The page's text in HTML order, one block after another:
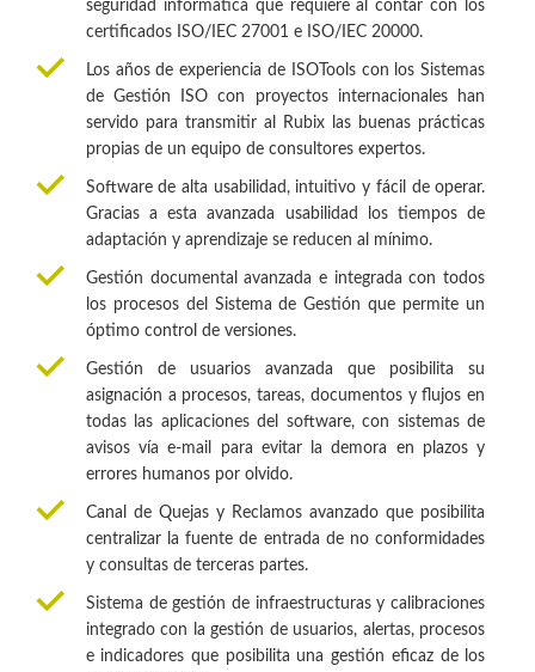
seguridad informática que requiere al contar con los
certificados ISO/IEC 27001 e ISO/IEC 20000.
Los años de experiencia de ISOTools con los Sistemas
de Gestión ISO con proyectos internacionales han
servido para transmitir al Rubix las buenas prácticas
propias de un equipo de consultores expertos.
Software de alta usabilidad, intuitivo y fácil de operar.
Gracias a esta avanzada usabilidad los tiempos de
adaptación y aprendizaje se reducen al mínimo.
Gestión documental avanzada e integrada con todos
los procesos del Sistema de Gestión que permite un
óptimo control de versiones.
Gestión de usuarios avanzada que posibilita su
asignación a procesos, tareas, documentos y flujos en
todas las aplicaciones del software, con sistemas de
avisos vía e-mail para evitar la demora en plazos y
errores humanos por olvido.
Canal de Quejas y Reclamos avanzado que posibilita
centralizar la fuente de entrada de no conformidades
y consultas de terceras partes.
Sistema de gestión de infraestructuras y calibraciones
integrado con la gestión de usuarios, alertas, procesos
e indicadores que posibilita una gestión eficaz de los